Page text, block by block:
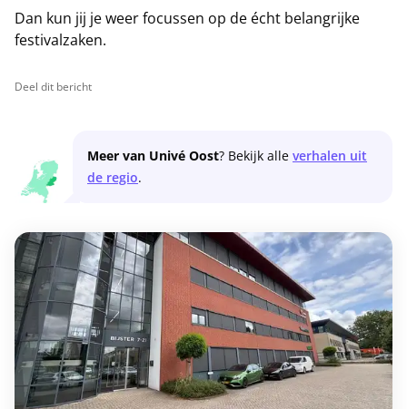
Dan kun jij je weer focussen op de écht belangrijke
festivalzaken.
Deel dit bericht
Meer van Univé Oost? Bekijk alle verhalen uit
de regio.